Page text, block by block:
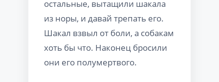
остальные, вытащили шакала
из норы, и давай трепать его.
Шакал взвыл от боли, а собакам
хоть бы что. Наконец бросили
они его полумертвого.